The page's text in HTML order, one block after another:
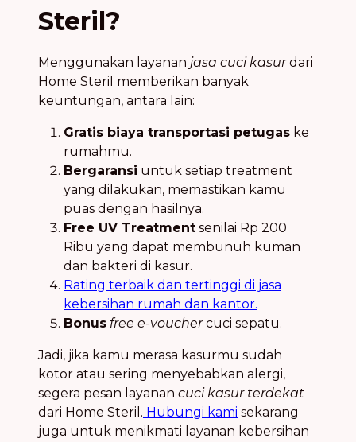
Steril?
Menggunakan layanan jasa cuci kasurdari
Home Steril memberikan banyak
keuntungan, antara lain:
Gratis biaya transportasi petugas ke
rumahmu.
Bergaransi untuk setiap treatment
yang dilakukan, memastikan kamu
puas dengan hasilnya.
Free UV Treatment senilai Rp 200
Ribu yang dapat membunuh kuman
dan bakteri di kasur.
Rating terbaik dan tertinggi di jasa
kebersihan rumah dan kantor.
Bonus free e-vouchercuci sepatu.
Jadi, jika kamu merasa kasurmu sudah
kotor atau sering menyebabkan alergi,
segera pesan layanan cuci kasur terdekat
dari Home Steril. Hubungi kami sekarang
juga untuk menikmati layanan kebersihan